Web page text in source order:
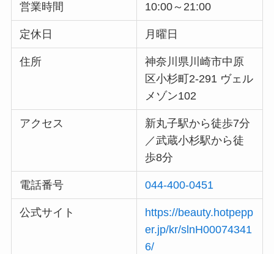
営業時間 10:00～21:00
定休日 月曜日
住所
神奈川県川崎市中原
区小杉町2-291 ヴェル
メゾン102
アクセス
新丸子駅から徒歩7分
／武蔵小杉駅から徒
歩8分
電話番号 044-400-0451
公式サイト
https://beauty.hotpepp
er.jp/kr/slnH00074341
6/